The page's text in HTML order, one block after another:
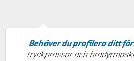
Behöver du profilera ditt
tryckpressar och